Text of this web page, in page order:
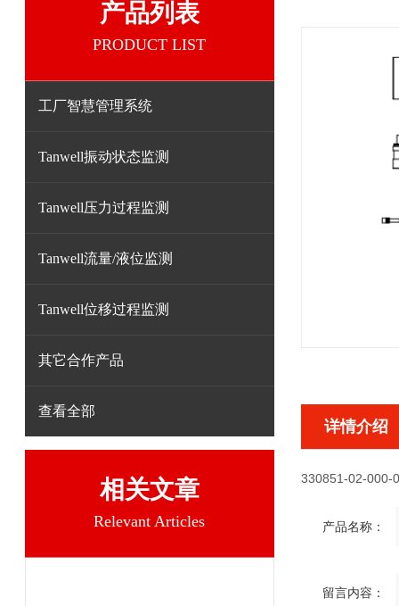
产品列表
PRODUCT LIST
工厂智慧管理系统
Tanwell振动状态监测
Tanwell压力过程监测
Tanwell流量/液位监测
Tanwell位移过程监测
其它合作产品
查看全部
相关文章
Relevant Articles
详情介绍
330851-02-000-
产品名称：
留言内容：